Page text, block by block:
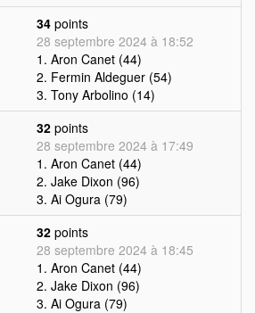
34 points
28 septembre 2024 à 18:52
1. Aron Canet (44)
2. Fermin Aldeguer (54)
3. Tony Arbolino (14)
32 points
28 septembre 2024 à 17:49
1. Aron Canet (44)
2. Jake Dixon (96)
3. Ai Ogura (79)
32 points
28 septembre 2024 à 18:45
1. Aron Canet (44)
2. Jake Dixon (96)
3. Ai Ogura (79)